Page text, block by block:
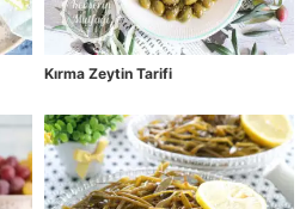
Kırma Zeytin Tarifi